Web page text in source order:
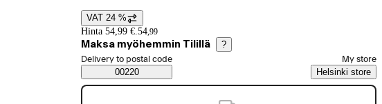
Price details
VAT 24 %
Hinta 54,99 €.54,99
Maksa myöhemmin Tilillä ?
Saatavuustiedot
Select order method
Delivery to postal code
00220
My store
Helsinki store